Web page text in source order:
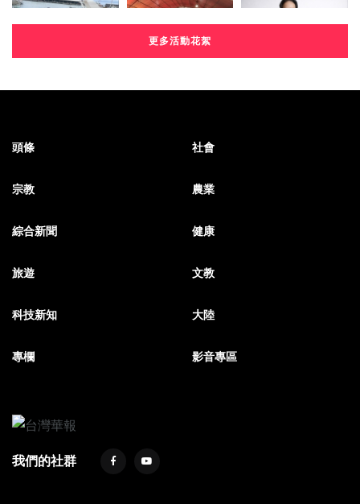
更多活動花絮
頭條 社會
宗教 農業
綜合新聞 健康
旅遊 文教
科技新知 大陸
專欄 影音專區
我們的社群